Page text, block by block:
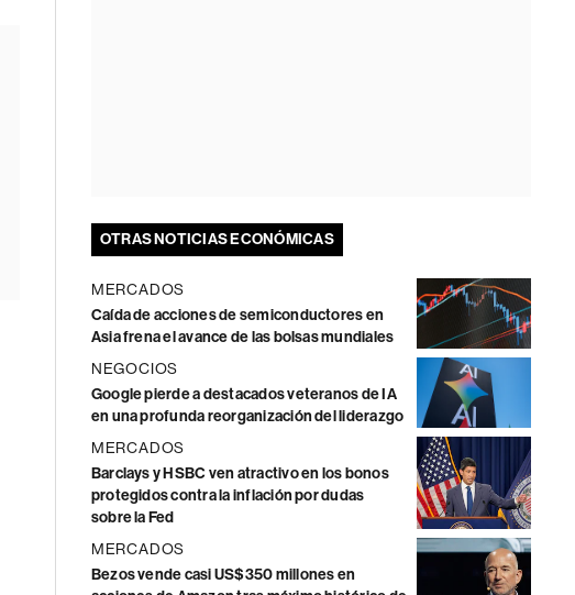
OTRAS NOTICIAS ECONÓMICAS
MERCADOS
Caída de acciones de semiconductores en
Asia frena el avance de las bolsas mundiales
NEGOCIOS
Google pierde a destacados veteranos de IA
en una profunda reorganización del liderazgo
MERCADOS
Barclays y HSBC ven atractivo en los bonos
protegidos contra la inflación por dudas
sobre la Fed
MERCADOS
Bezos vende casi US$350 millones en